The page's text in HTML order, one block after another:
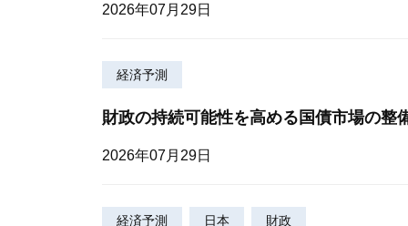
2026年07月29日
経済予測
財政の持続可能性を高める国債市場の整
2026年07月29日
経済予測 日本 財政